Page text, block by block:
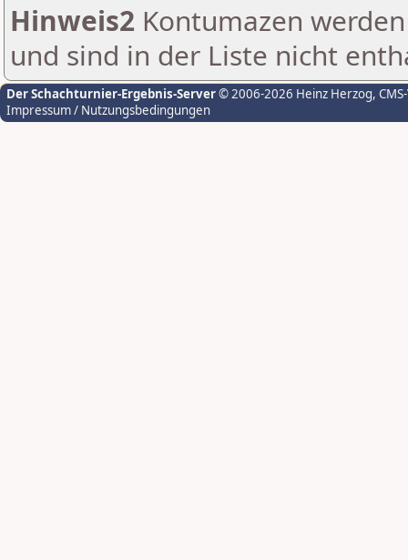
Hinweis2 Kontumazen
und sind in der Liste nicht
Der Schachturnier-Ergebnis-Server© 2006-2026 Heinz Herzog,
Impressum / Nutzungsbedingungen